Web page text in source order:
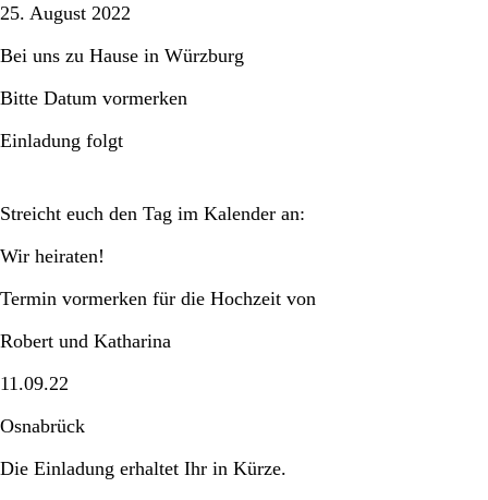
25. August 2022
Bei uns zu Hause in Würzburg
Bitte Datum vormerken
Einladung folgt
Streicht euch den Tag im Kalender an:
Wir heiraten!
Termin vormerken für die Hochzeit von
Robert und Katharina
11.09.22
Osnabrück
Die Einladung erhaltet Ihr in Kürze.